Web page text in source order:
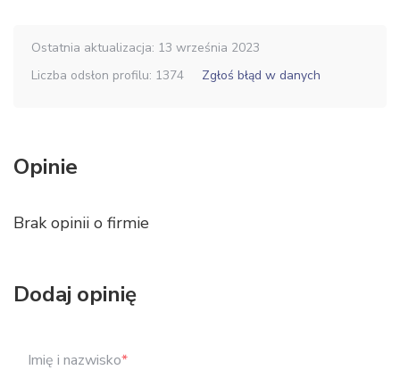
Ostatnia aktualizacja: 13 września 2023
Liczba odsłon profilu: 1374
Zgłoś błąd w danych
Opinie
Brak opinii o firmie
Dodaj opinię
Imię i nazwisko*